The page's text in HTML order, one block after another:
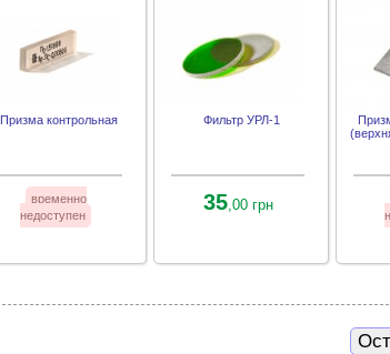
Призма контрольная
временно
недоступен
Фильтр УРЛ-1
35,00 грн